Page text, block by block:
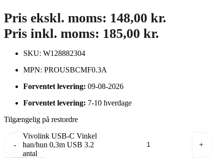
Pris ekskl. moms: 148,00 kr.
Pris inkl. moms: 185,00 kr.
SKU: W128882304
MPN: PROUSBCMF0.3A
Forventet levering: 09-08-2026
Forventet levering: 7-10 hverdage
Tilgængelig på restordre
-
Vivolink USB-C Vinkel
han/hun 0,3m USB 3.2
antal
+